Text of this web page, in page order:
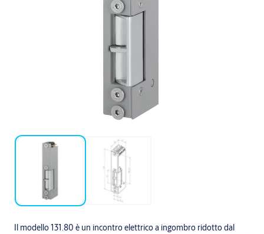
Il modello 131.80 è un incontro elettrico a ingombro ridotto dal